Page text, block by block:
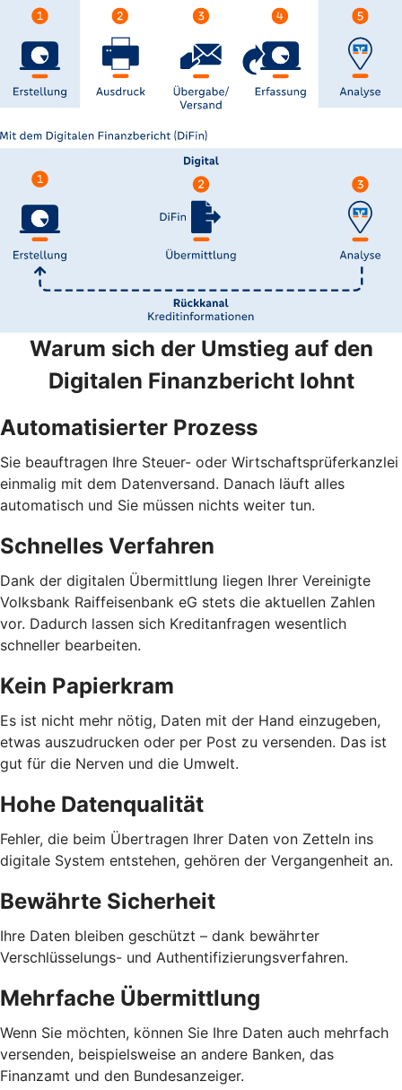
Warum sich der Umstieg auf den
Digitalen Finanzbericht lohnt
Automatisierter Prozess
Sie beauftragen Ihre Steuer- oder Wirtschaftsprüferkanzlei
einmalig mit dem Datenversand. Danach läuft alles
automatisch und Sie müssen nichts weiter tun.
Schnelles Verfahren
Dank der digitalen Übermittlung liegen Ihrer Vereinigte
Volksbank Raiffeisenbank eG stets die aktuellen Zahlen
vor. Dadurch lassen sich Kreditanfragen wesentlich
schneller bearbeiten.
Kein Papierkram
Es ist nicht mehr nötig, Daten mit der Hand einzugeben,
etwas auszudrucken oder per Post zu versenden. Das ist
gut für die Nerven und die Umwelt.
Hohe Datenqualität
Fehler, die beim Übertragen Ihrer Daten von Zetteln ins
digitale System entstehen, gehören der Vergangenheit an.
Bewährte Sicherheit
Ihre Daten bleiben geschützt – dank bewährter
Verschlüsselungs- und Authentifizierungsverfahren.
Mehrfache Übermittlung
Wenn Sie möchten, können Sie Ihre Daten auch mehrfach
versenden, beispielsweise an andere Banken, das
Finanzamt und den Bundesanzeiger.